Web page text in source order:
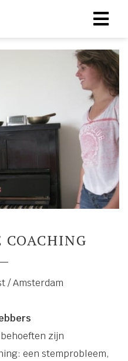
/ Amsterdam
zijn
een stemprobleem,